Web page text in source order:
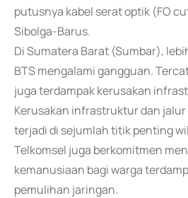
putusnya kabel serat optik (FO
Sibolga-Barus.
Di Sumatera Barat (Sumbar),
BTS mengalami gangguan.
juga terdampak kerusakan
Kerusakan infrastruktur dan
terjadi di sejumlah titik penting
Telkomsel juga berkomitmen
kemanusiaan bagi warga
pemulihan jaringan.